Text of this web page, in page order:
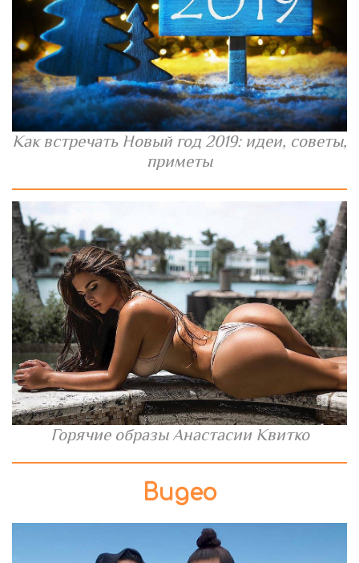
Как встречать Новый год 2019: идеи, советы,
приметы
Горячие образы Анастасии Квитко
Видео